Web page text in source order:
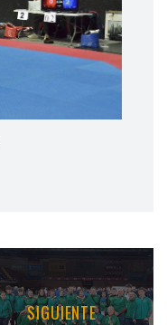
SIGUIENTE